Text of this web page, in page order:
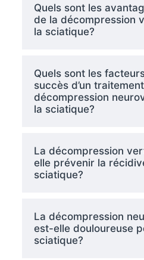
Quels sont les
de la décompression
la sciatique?
Quels sont les
succès d’un
décompression
la sciatique?
La décompression
elle prévenir la
sciatique?
La décompression
est-elle douloureuse
sciatique?